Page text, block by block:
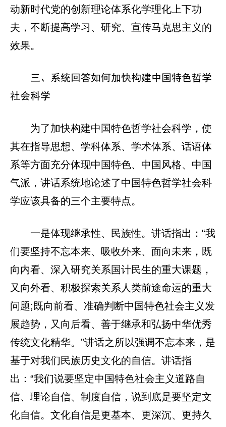
动新时代党的创新理论体系化学理化上下功
夫，不断提高学习、研究、宣传马克思主义的
效果。
三、系统回答如何加快构建中国特色哲学
社会科学
为了加快构建中国特色哲学社会科学，使
其在指导思想、学科体系、学术体系、话语体
系等方面充分体现中国特色、中国风格、中国
气派，讲话系统地论述了中国特色哲学社会科
学应该具备的三个主要特点。
一是体现继承性、民族性。讲话指出：“我
们要坚持不忘本来、吸收外来、面向未来，既
向内看、深入研究关系国计民生的重大课题，
又向外看、积极探索关系人类前途命运的重大
问题;既向前看、准确判断中国特色社会主义发
展趋势，又向后看、善于继承和弘扬中华优秀
传统文化精华。”讲话之所以强调不忘本来，是
基于对我们民族历史文化的自信。讲话指
出：“我们说要坚定中国特色社会主义道路自
信、理论自信、制度自信，说到底是要坚定文
化自信。文化自信是更基本、更深沉、更持久